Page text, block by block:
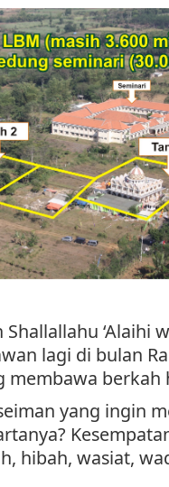
‘Alaihi
lagi di bulan
membawa berkah
yang ingin
hibah, wasiat,